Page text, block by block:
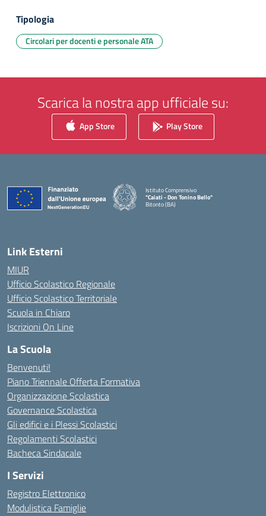
Tipologia
Circolari per docenti e personale ATA
Scarica la nostra app ufficiale su:
App Store Play Store
Istituto Comprensivo
"Caiati - Don Tonino Bello"
Bitonto (BA)
Link Esterni
MIUR
Ufficio Scolastico Regionale
Ufficio Scolastico Territoriale
Scuola in Chiaro
Iscrizioni On Line
La Scuola
Benvenuti!
Piano Triennale Offerta Formativa
Organizzazione Scolastica
Governance Scolastica
Gli edifici e i Plessi Scolastici
Regolamenti Scolastici
Bacheca Sindacale
I Servizi
Registro Elettronico
Modulistica Famiglie